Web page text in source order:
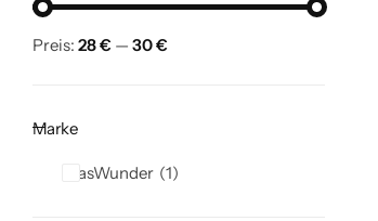
Preis: 28 € — 30 €
Marke
GlasWunder 1